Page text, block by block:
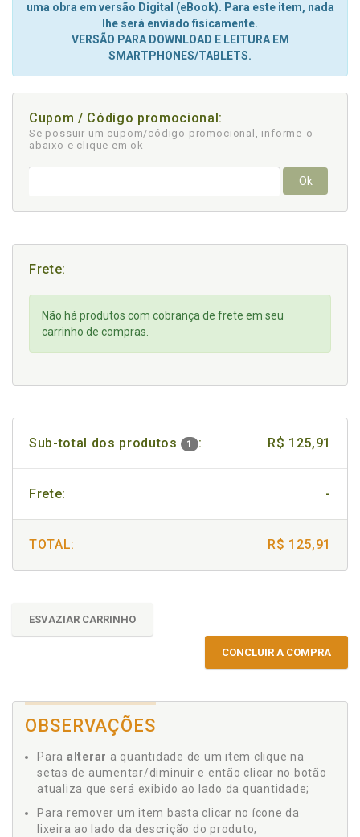
uma obra em versão Digital (eBook). Para este item, nada
lhe será enviado fisicamente.
VERSÃO PARA DOWNLOAD E LEITURA EM
SMARTPHONES/TABLETS.
Cupom / Código promocional:
Se possuir um cupom/código promocional, informe-o
abaixo e clique em ok
Ok
Frete:
Não há produtos com cobrança de frete em seu
carrinho de compras.
Sub-total dos produtos 1 : R$ 125,91
Frete: -
TOTAL: R$ 125,91
ESVAZIAR CARRINHO
CONCLUIR A COMPRA
OBSERVAÇÕES
Para alterar a quantidade de um item clique na
setas de aumentar/diminuir e então clicar no botão
atualiza que será exibido ao lado da quantidade;
Para remover um item basta clicar no ícone da
lixeira ao lado da descrição do produto;